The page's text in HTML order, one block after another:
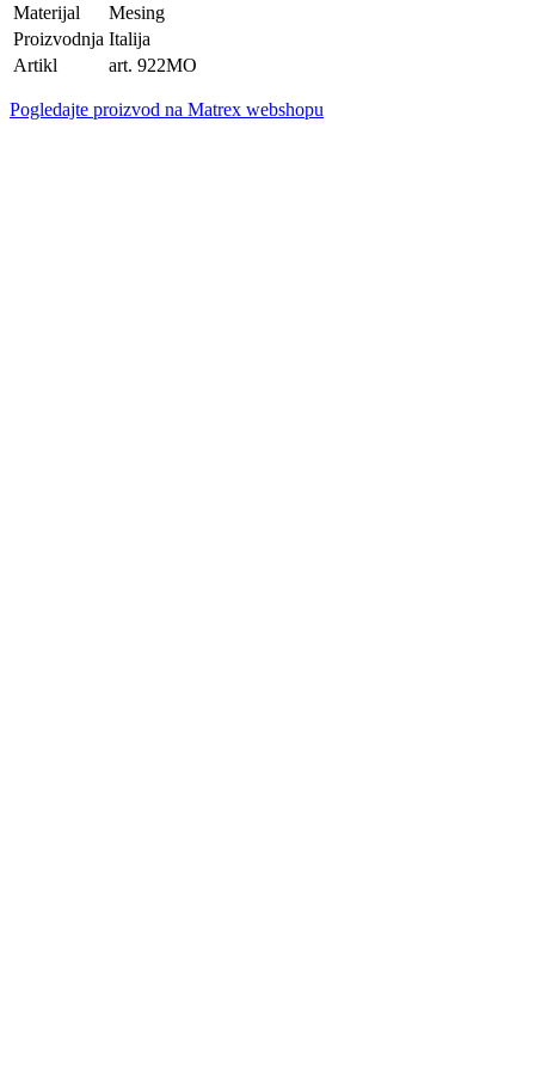
Materijal
Mesing
Proizvodnja Italija
Artikl
art. 922MO
Pogledajte proizvod na Matrex webshopu